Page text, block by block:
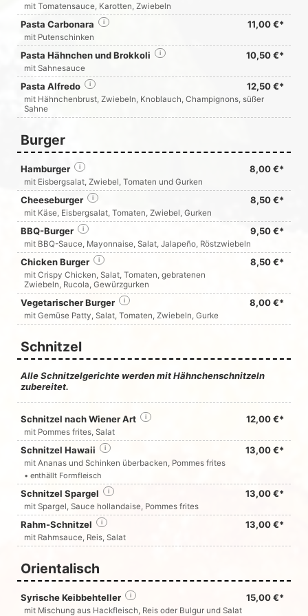
mit Tomatensauce, Karotten, Zwiebeln
Pasta Carbonara 11,00 €*
i
mit Putenschinken
Pasta Hähnchen und Brokkoli 10,50 €*
i
mit Sahnesauce
Pasta Alfredo 12,50 €*
i
mit Hähnchenbrust, Zwiebeln, Knoblauch, Champignons, süßer
Sahne
Burger
Hamburger 8,00 €*
i
mit Eisbergsalat, Zwiebel, Tomaten und Gurken
Cheeseburger 8,50 €*
i
mit Käse, Eisbergsalat, Tomaten, Zwiebel, Gurken
BBQ-Burger 9,50 €*
i
mit BBQ-Sauce, Mayonnaise, Salat, Jalapeño, Röstzwiebeln
Chicken Burger 8,50 €*
i
mit Crispy Chicken, Salat, Tomaten, gebratenen
Zwiebeln, Rucola, Gewürzgurken
Vegetarischer Burger 8,00 €*
i
mit Gemüse Patty, Salat, Tomaten, Zwiebeln, Gurke
Schnitzel
Alle Schnitzelgerichte werden mit Hähnchenschnitzeln
zubereitet.
Schnitzel nach Wiener Art 12,00 €*
i
mit Pommes frites, Salat
Schnitzel Hawaii 13,00 €*
i
mit Ananas und Schinken überbacken, Pommes frites
• enthällt Formfleisch
Schnitzel Spargel 13,00 €*
i
mit Spargel, Sauce hollandaise, Pommes frites
Rahm-Schnitzel 13,00 €*
i
mit Rahmsauce, Reis, Salat
Orientalisch
Syrische Keibbehteller 15,00 €*
i
mit Mischung aus Hackfleisch, Reis oder Bulgur und Salat